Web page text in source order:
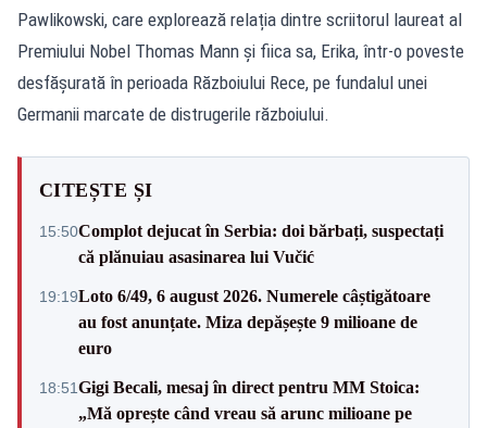
Pawlikowski, care explorează relația dintre scriitorul laureat al
Premiului Nobel Thomas Mann și fiica sa, Erika, într-o poveste
desfășurată în perioada Războiului Rece, pe fundalul unei
Germanii marcate de distrugerile războiului.
CITEȘTE ȘI
15:50Complot dejucat în Serbia: doi bărbați, suspectați
că plănuiau asasinarea lui Vučić
19:19Loto 6/49, 6 august 2026. Numerele câștigătoare
au fost anunțate. Miza depășește 9 milioane de
euro
18:51Gigi Becali, mesaj în direct pentru MM Stoica:
„Mă oprește când vreau să arunc milioane pe